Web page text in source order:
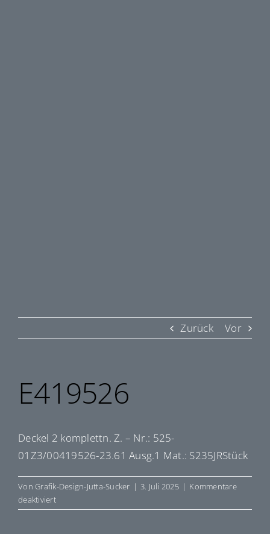
Zurück Vor
E419526
Deckel 2 komplettn. Z. – Nr.: 525-
01Z3/00419526-23.61 Ausg.1 Mat.: S235JRStück
VonGrafik-Design-Jutta-Sucker | 3. Juli 2025 | Kommentare
deaktiviertfür
E419526